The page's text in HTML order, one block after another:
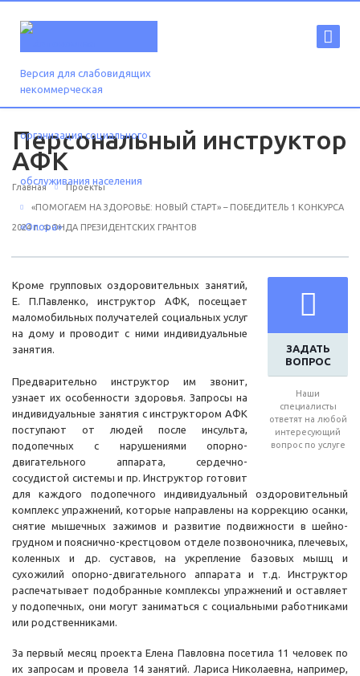
Версия для слабовидящих
Персональный инструктор
АФК
Главная Проекты
«ПОМОГАЕМ НА ЗДОРОВЬЕ: НОВЫЙ СТАРТ» – ПОБЕДИТЕЛЬ 1 КОНКУРСА
2024 г. ФОНДА ПРЕЗИДЕНТСКИХ ГРАНТОВ
ЗАДАТЬ
ВОПРОС
Наши
специалисты
ответят на любой
интересующий
вопрос по услуге
Кроме групповых оздоровительных занятий,
Е. П.Павленко, инструктор АФК, посещает
маломобильных получателей социальных услуг
на дому и проводит с ними индивидуальные
занятия.
Предварительно инструктор им звонит,
узнает их особенности здоровья. Запросы на
индивидуальные занятия с инструктором АФК
поступают от людей после инсульта,
подопечных с нарушениями опорно-
двигательного аппарата, сердечно-
сосудистой системы и пр. Инструктор готовит
для каждого подопечного индивидуальный оздоровительный
комплекс упражнений, которые направлены на коррекцию осанки,
снятие мышечных зажимов и развитие подвижности в шейно-
грудном и пояснично-крестцовом отделе позвоночника, плечевых,
коленных и др. суставов, на укрепление базовых мышц и
сухожилий опорно-двигательного аппарата и т.д. Инструктор
распечатывает подобранные комплексы упражнений и оставляет
у подопечных, они могут заниматься с социальными работниками
или родственниками.
За первый месяц проекта Елена Павловна посетила 11 человек по
их запросам и провела 14 занятий. Лариса Николаевна, например,